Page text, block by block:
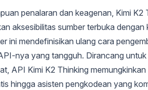
penalaran dan keagenan, Kimi K2
aksesibilitas sumber terbuka dengan
ini mendefinisikan ulang cara
nya yang tangguh. Dirancang
API Kimi K2 Thinking
hingga asisten pengkodean yang